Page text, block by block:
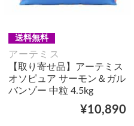
送料無料
アーテミス
【取り寄せ品】アーテミス
オソピュア サーモン＆ガル
バンゾー 中粒 4.5kg
¥10,890